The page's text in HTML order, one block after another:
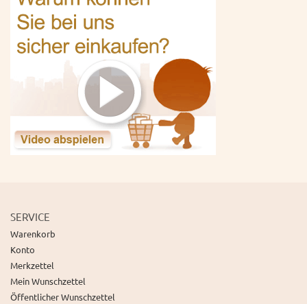
SERVICE
Warenkorb
Konto
Merkzettel
Mein Wunschzettel
Öffentlicher Wunschzettel